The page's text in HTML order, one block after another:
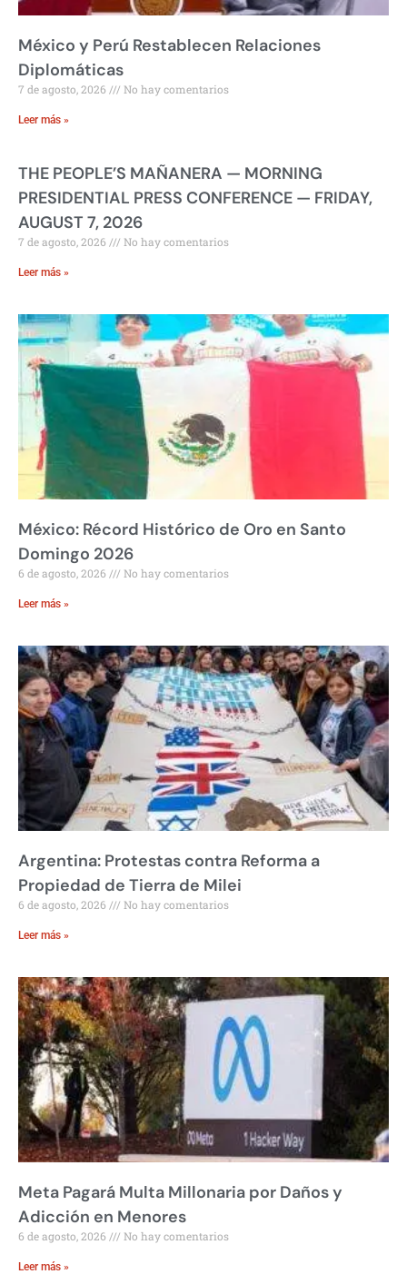
México y Perú Restablecen Relaciones
Diplomáticas
7 de agosto, 2026 No hay comentarios
Leer más »
THE PEOPLE’S MAÑANERA — MORNING
PRESIDENTIAL PRESS CONFERENCE — FRIDAY,
AUGUST 7, 2026
7 de agosto, 2026 No hay comentarios
Leer más »
México: Récord Histórico de Oro en Santo
Domingo 2026
6 de agosto, 2026 No hay comentarios
Leer más »
Argentina: Protestas contra Reforma a
Propiedad de Tierra de Milei
6 de agosto, 2026 No hay comentarios
Leer más »
Meta Pagará Multa Millonaria por Daños y
Adicción en Menores
6 de agosto, 2026 No hay comentarios
Leer más »